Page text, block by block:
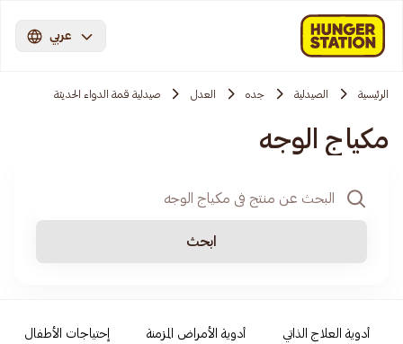
عربي
الرئيسية الصيدلية جده العدل صيدلية قمة الدواء الحديثة
مكياج الوجه
ابحث
أدوية العلاج الذاتي أدوية الأمراض المزمنة إحتياجات الأطفال